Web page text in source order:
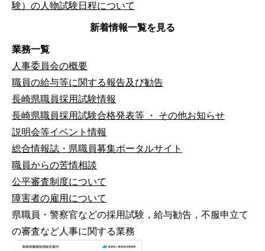
験）の人物試験日程について
新着情報一覧を見る
業務一覧
人事委員会の概要
職員の給与等に関する報告及び勧告
長崎県職員採用試験情報
長崎県職員採用試験合格発表等 ・ その他お知らせ
説明会等イベント情報
総合情報誌・県職員募集ポータルサイト
職員からの苦情相談
公平審査制度について
障害者の雇用について
県職員・警察官などの採用試験，給与勧告，不服申立て
の審査など人事に関する業務